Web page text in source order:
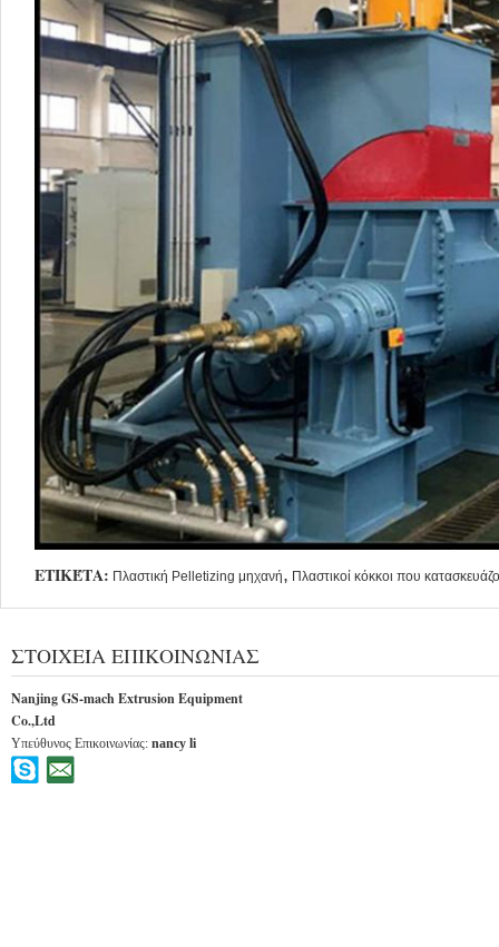
ΕΤΙΚΈΤΑ: Πλαστική Pelletizing μηχανή, Πλαστικοί κόκκοι που
ΣΤΟΙΧΕΊΑ ΕΠΙΚΟΙΝΩΝΊΑΣ
Nanjing GS-mach Extrusion Equipment
Co.,Ltd
Υπεύθυνος Επικοινωνίας: nancy li